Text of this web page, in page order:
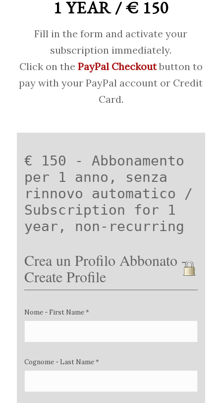
1 YEAR / € 150
Fill in the form and activate your
subscription immediately.
Click on the PayPal Checkoutbutton to
pay with your PayPal account or Credit
Card.
€ 150 - Abbonamento
per 1 anno, senza
rinnovo automatico /
Subscription for 1
year, non-recurring
Crea un Profilo Abbonato -
Create Profile
Nome - First Name *
Cognome - Last Name *